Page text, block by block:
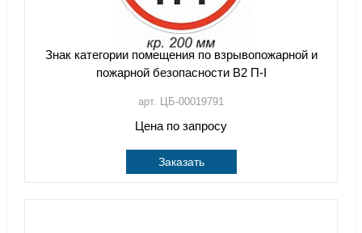
Знак категории помещения по взрывопожарной и
пожарной безопасности В2 П-I
арт. ЦБ-00019791
Цена по запросу
Заказать